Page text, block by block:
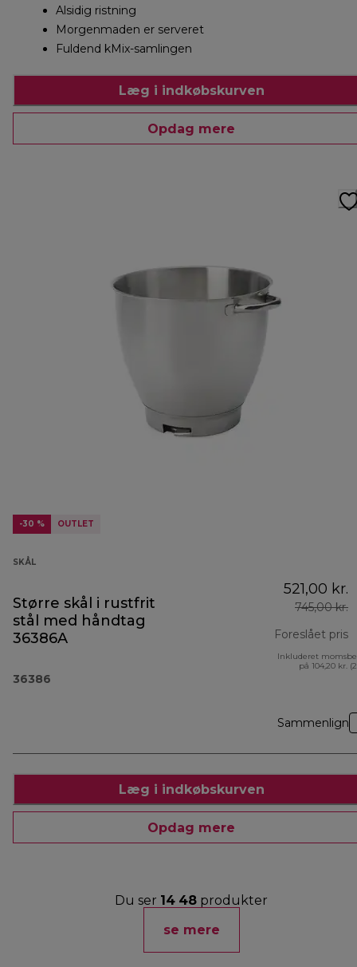
Alsidig ristning
Morgenmaden er serveret
Fuldend kMix-samlingen
Læg i indkøbskurven
Opdag mere
-30 % OUTLET
SKÅL
Større skål i rustfrit
stål med håndtag
36386A
36386
521,00 kr.
745,00 kr.
Foreslået pris
Inkluderet
på 104,20 kr.
Sammenlign
Læg i indkøbskurven
Opdag mere
Du ser 14 48 produkter
se mere